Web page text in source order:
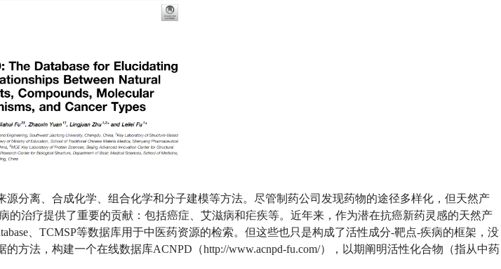
分离、合成化学、组合化学和分子建模等方法。尽管制药公司发现药物的途径多样化，但天然产
的治疗提供了重要的贡献：包括癌症、艾滋病和疟疾等。近年来，作为潜在抗癌新药灵感的天然产
TCMSP等数据库用于中医药资源的检索。但这些也只是构成了活性成分-靶点-疾病的框架，没
的方法，构建一个在线数据库ACNPD （http://www.acnpd-fu.com/），以期阐明活性化合物（指从中药